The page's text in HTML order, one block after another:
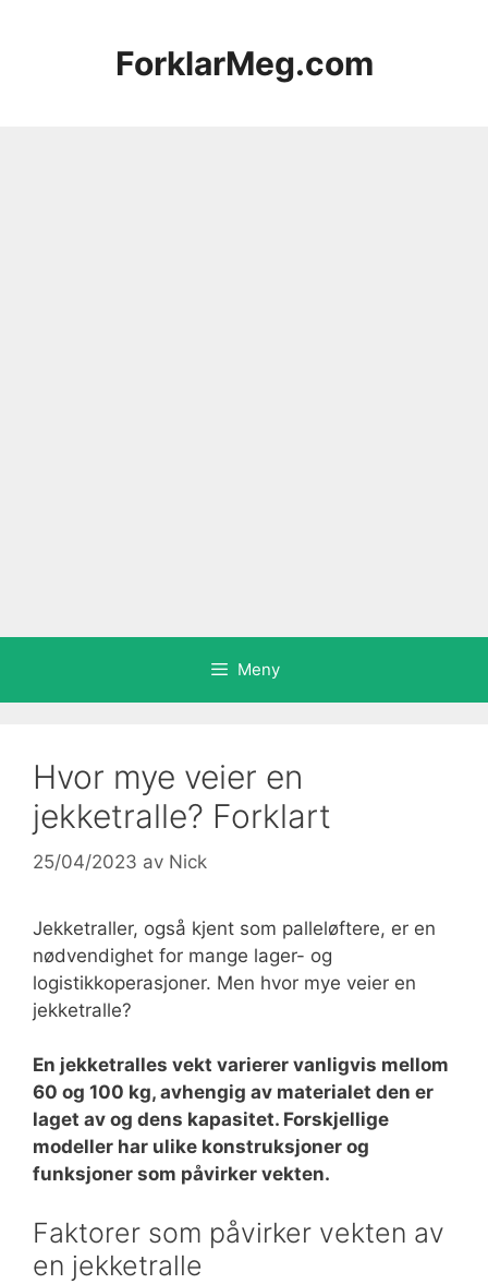
ForklarMeg.com
Meny
Hvor mye veier en
jekketralle? Forklart
25/04/2023 av Nick
Jekketraller, også kjent som palleløftere, er en
nødvendighet for mange lager- og
logistikkoperasjoner. Men hvor mye veier en
jekketralle?
En jekketralles vekt varierer vanligvis mellom
60 og 100 kg, avhengig av materialet den er
laget av og dens kapasitet. Forskjellige
modeller har ulike konstruksjoner og
funksjoner som påvirker vekten.
Faktorer som påvirker vekten av
en jekketralle